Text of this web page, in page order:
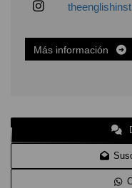
Más información